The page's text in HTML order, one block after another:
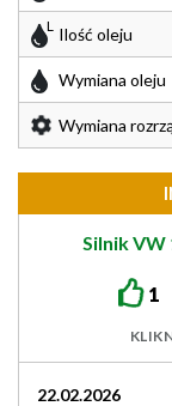
Ilość oleju
Wymiana oleju
Wymiana
Silnik VW
1
22.02.2026